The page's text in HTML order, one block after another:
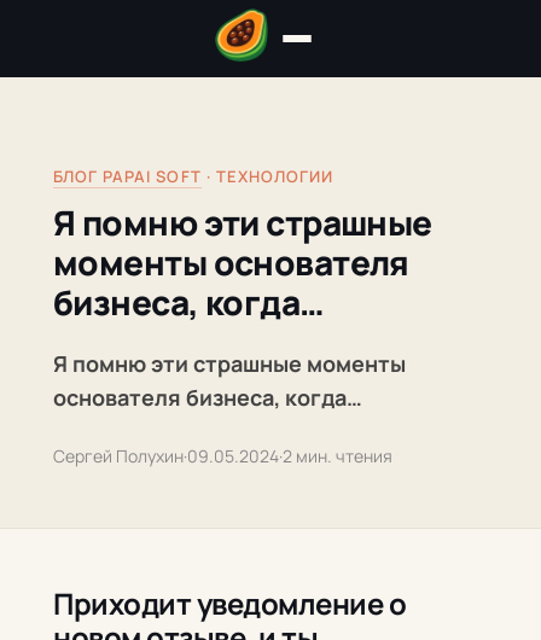
БЛОГ PAPAI SOFT · ТЕХНОЛОГИИ
Я помню эти страшные
моменты основателя
бизнеса, когда…
Я помню эти страшные моменты
основателя бизнеса, когда…
Сергей Полухин·09.05.2024·2 мин. чтения
Приходит уведомление о